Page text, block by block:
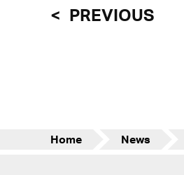
PREVIOUS
Home News